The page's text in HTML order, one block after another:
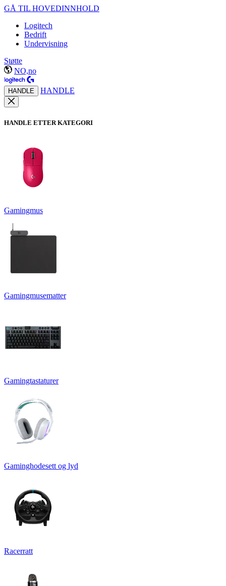
GÅ TIL HOVEDINNHOLD
Logitech
Bedrift
Undervisning
Støtte
NO,no
HANDLE HANDLE
HANDLE ETTER KATEGORI
Gamingmus
Gamingmusematter
Gamingtastaturer
Gaminghodesett og lyd
Racerratt